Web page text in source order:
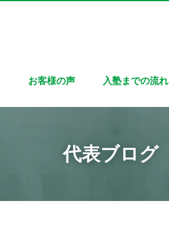
お客様の声 入塾までの流れ
代表ブログ